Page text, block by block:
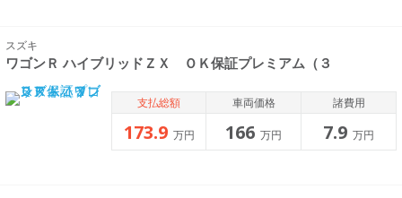
スズキ
ワゴンＲ ハイブリッドＺＸ ＯＫ保証プレミアム（３
支払総額
173.9 万円
車両価格
166 万円
諸費用
7.9 万円